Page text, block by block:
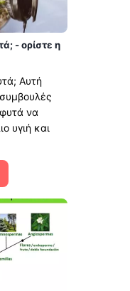
- ορίστε η
Αυτή
να
υγιή και